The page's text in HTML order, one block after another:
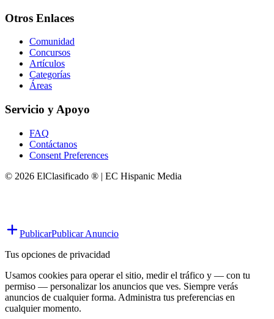
Otros Enlaces
Comunidad
Concursos
Artículos
Categorías
Áreas
Servicio y Apoyo
FAQ
Contáctanos
Consent Preferences
© 2026 ElClasificado ® | EC Hispanic Media
PublicarPublicar Anuncio
Tus opciones de privacidad
Usamos cookies para operar el sitio, medir el tráfico y — con tu
permiso — personalizar los anuncios que ves. Siempre verás
anuncios de cualquier forma. Administra tus preferencias en
cualquier momento.